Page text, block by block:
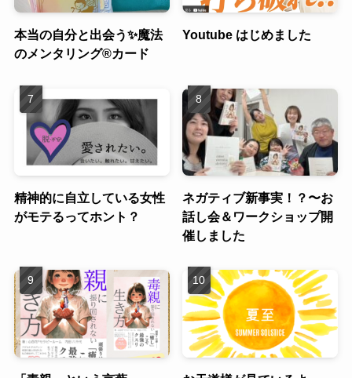
本当の自分と出会う✨魔法
のメンタリング®︎カード
Youtube はじめました
精神的に自立している女性
がモテるってホント？
ネガティブ新事実！？〜お
話し会＆ワークショップ開
催しました